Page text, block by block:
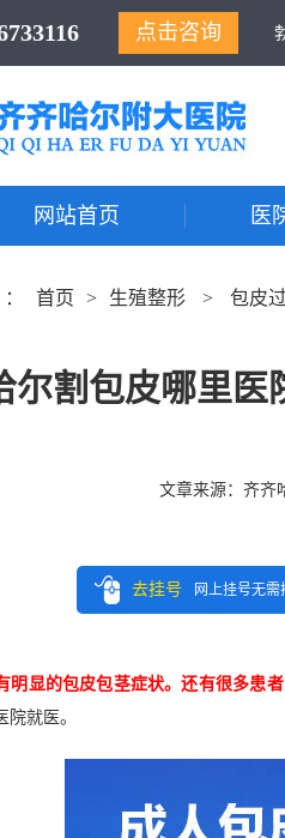
点击咨询
网站首页 医
首页 > 生殖整形 > 包皮
尔割包皮哪里医
文章来源： 齐齐
去挂号 网上挂号无需
明显的包皮包茎症状。还有很多患
院就医。